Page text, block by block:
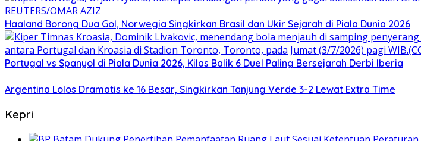
Haaland Borong Dua Gol, Norwegia Singkirkan Brasil dan Ukir Sejarah di Piala Dunia 2026
Portugal vs Spanyol di Piala Dunia 2026, Kilas Balik 6 Duel Paling Bersejarah Derbi Iberia
Argentina Lolos Dramatis ke 16 Besar, Singkirkan Tanjung Verde 3-2 Lewat Extra Time
Kepri